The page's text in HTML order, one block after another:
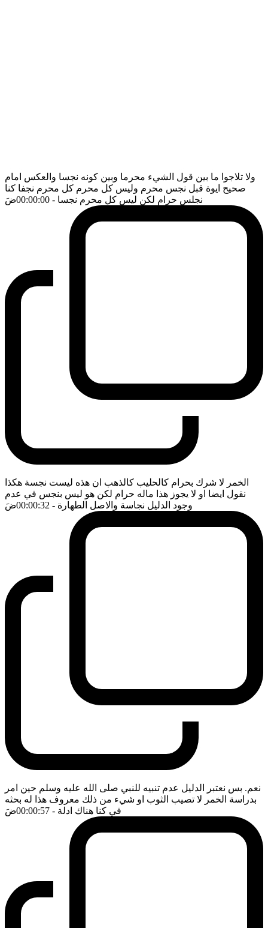
ولا تلاجوا ما بين قول الشيء محرما وبين كونه نجسا والعكس امام
صحيح ايوة قبل نجس محرم وليس كل محرم كل محرم نجفا كنا
نجلس حرام لكن ليس كل محرم نجسا - 00:00:00 ضَ
الخمر لا شرك بحرام كالحليب كالذهب ان هذه ليست نجسة هكذا
نقول ايضا او لا يجوز هذا ماله حرام لكن هو ليس بنجس في عدم
وجود الدليل نجاسة والاصل الطهارة - 00:00:32 ضَ
نعم. بس نعتبر الدليل عدم تنبيه للنبي صلى الله عليه وسلم حين امر
بدراسة الخمر لا تصيب الثوب او شيء من ذلك معروف هذا له بحثه
في كنا هناك ادلة - 00:00:57 ضَ